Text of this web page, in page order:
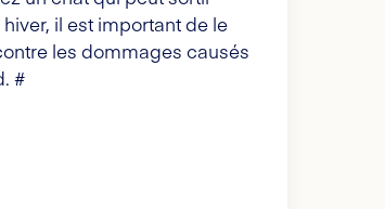
il est important de le
les dommages causés
#